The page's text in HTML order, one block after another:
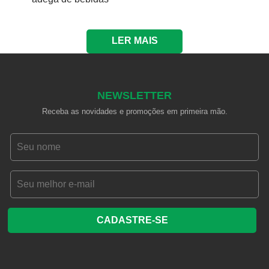
LER MAIS
NEWSLETTER
Receba as novidades e promoções em primeira mão.
CADASTRE-SE